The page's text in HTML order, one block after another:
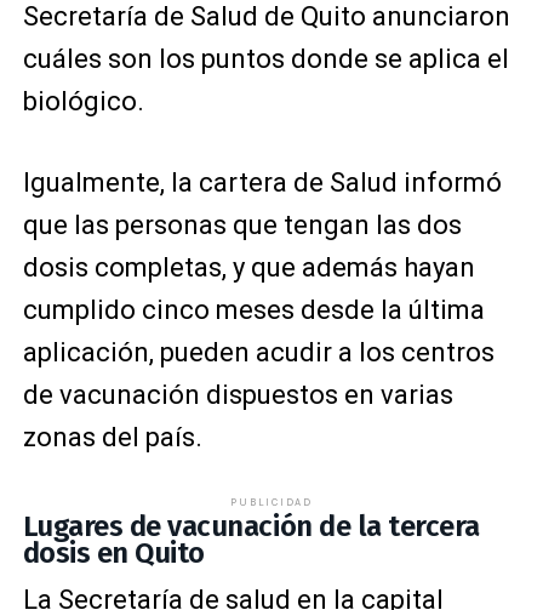
Secretaría de Salud de Quito anunciaron
cuáles son los puntos donde se aplica el
biológico.
Igualmente, la cartera de Salud informó
que las personas que tengan las dos
dosis completas, y que además hayan
cumplido cinco meses desde la última
aplicación, pueden acudir a los centros
de vacunación dispuestos en varias
zonas del país.
PUBLICIDAD
Lugares de vacunación de la tercera
dosis en Quito
La Secretaría de salud en la capital